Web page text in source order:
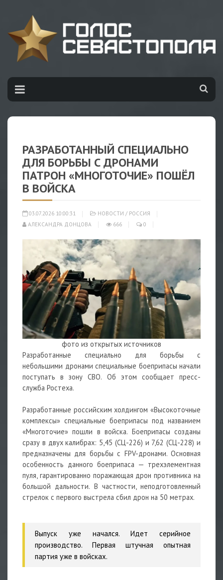
РАЗРАБОТАННЫЙ СПЕЦИАЛЬНО
ДЛЯ БОРЬБЫ С ДРОНАМИ
ПАТРОН «МНОГОТОЧИЕ» ПОШЁЛ
В ВОЙСКА
03.07.2026 10:00:31 НОВОСТИ / РОССИЯ
АЛЕКСАНДРА ДОНЦОВА
666 0
фото из открытых источников
Разработанные специально для борьбы с
небольшими дронами специальные боеприпасы начали
поступать в зону СВО. Об этом сообщает пресс-
служба Ростеха.
Разработанные российским холдингом «Высокоточные
комплексы» специальные боеприпасы под названием
«Многоточие» пошли в войска. Боеприпасы созданы
сразу в двух калибрах: 5,45 (СЦ-226) и 7,62 (СЦ-228) и
предназначены для борьбы с FPV-дронами. Основная
особенность данного боеприпаса — трехэлементная
пуля, гарантированно поражающая дрон противника на
большой дальности. В частности, неподготовленный
стрелок с первого выстрела сбил дрон на 50 метрах.
Выпуск уже начался. Идет серийное
производство. Первая штучная опытная
партия уже в войсках.